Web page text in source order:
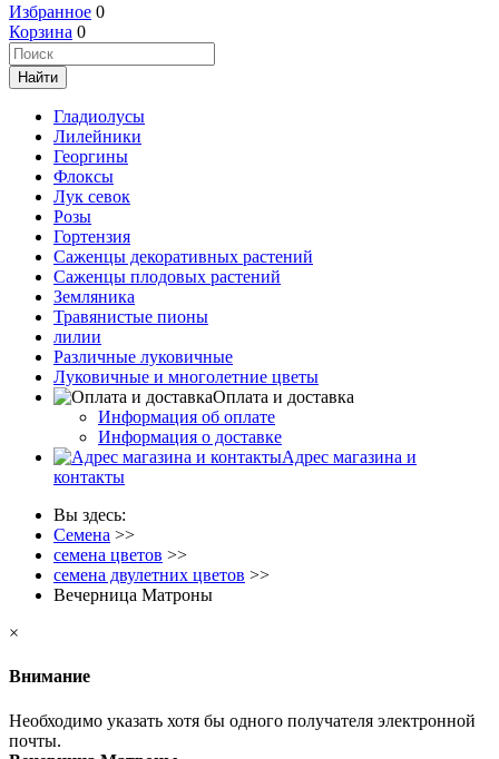
Избранное 0
Корзина 0
Гладиолусы
Лилейники
Георгины
Флоксы
Лук севок
Розы
Гортензия
Саженцы декоративных растений
Саженцы плодовых растений
Земляника
Травянистые пионы
лилии
Различные луковичные
Луковичные и многолетние цветы
Оплата и доставка
Информация об оплате
Информация о доставке
Адрес магазина и
контакты
Вы здесь:
Семена >>
семена цветов >>
семена двулетних цветов >>
Вечерница Матроны
×
Внимание
Необходимо указать хотя бы одного получателя электронной
почты.